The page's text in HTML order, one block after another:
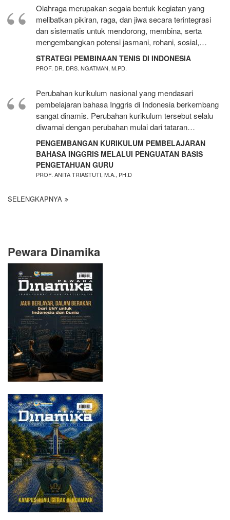
Olahraga merupakan segala bentuk kegiatan yang
melibatkan pikiran, raga, dan jiwa secara terintegrasi
dan sistematis untuk mendorong, membina, serta
mengembangkan potensi jasmani, rohani, sosial,…
STRATEGI PEMBINAAN TENIS DI INDONESIA
PROF. DR. DRS. NGATMAN, M.PD.
Perubahan kurikulum nasional yang mendasari
pembelajaran bahasa Inggris di Indonesia berkembang
sangat dinamis. Perubahan kurikulum tersebut selalu
diwarnai dengan perubahan mulai dari tataran…
PENGEMBANGAN KURIKULUM PEMBELAJARAN
BAHASA INGGRIS MELALUI PENGUATAN BASIS
PENGETAHUAN GURU
PROF. ANITA TRIASTUTI, M.A., PH.D
SELENGKAPNYA
Pewara Dinamika